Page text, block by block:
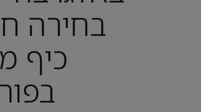
בחירה
כיף